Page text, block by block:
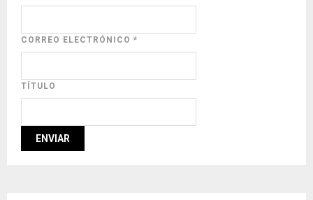
CORREO ELECTRÓNICO *
TÍTULO